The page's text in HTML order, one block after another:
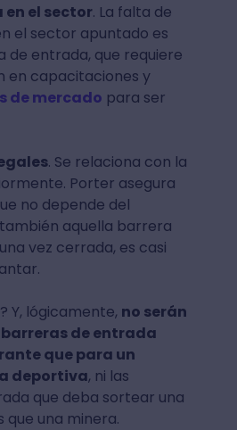
en el sector. La falta de
el sector apuntado es
de entrada, que requiere
en capacitaciones y
de mercado para ser
. Se relaciona con la
Porter asegura
no depende del
aquella barrera
vez cerrada, es casi
Y, lógicamente, no serán
de entrada
que para un
deportiva, ni las
que deba sortear una
que una minera.